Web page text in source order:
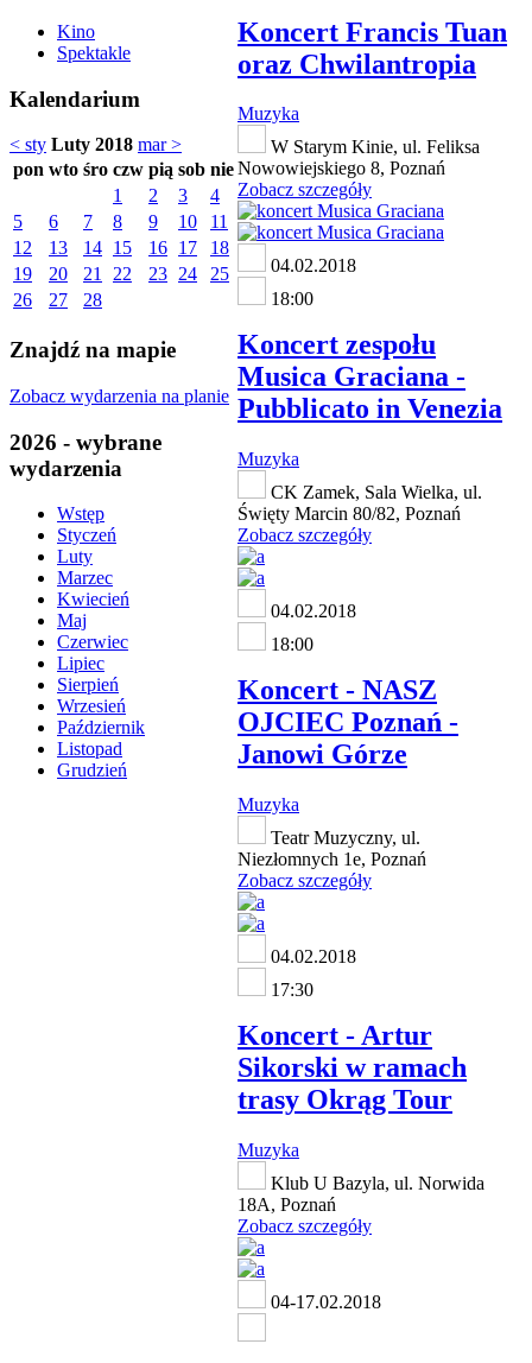
Kino
Spektakle
Kalendarium
< sty Luty 2018 mar >
pon wto śro czw pią sob nie
1
2 3
4
5
6 7 8 9 10
11
12
13 14 15 16 17
18
19
20 21 22 23 24
25
26
27 28
Znajdź na mapie
Zobacz wydarzenia na planie
2026 - wybrane
wydarzenia
Wstęp
Styczeń
Luty
Marzec
Kwiecień
Maj
Czerwiec
Lipiec
Sierpień
Wrzesień
Październik
Listopad
Grudzień
Koncert Francis Tuan
oraz Chwilantropia
Muzyka
W Starym Kinie, ul. Feliksa
Nowowiejskiego 8, Poznań
Zobacz szczegóły
04.02.2018
18:00
Koncert zespołu
Musica Graciana -
Pubblicato in Venezia
Muzyka
CK Zamek, Sala Wielka, ul.
Święty Marcin 80/82, Poznań
Zobacz szczegóły
04.02.2018
18:00
Koncert - NASZ
OJCIEC Poznań -
Janowi Górze
Muzyka
Teatr Muzyczny, ul.
Niezłomnych 1e, Poznań
Zobacz szczegóły
04.02.2018
17:30
Koncert - Artur
Sikorski w ramach
trasy Okrąg Tour
Muzyka
Klub U Bazyla, ul. Norwida
18A, Poznań
Zobacz szczegóły
04-17.02.2018